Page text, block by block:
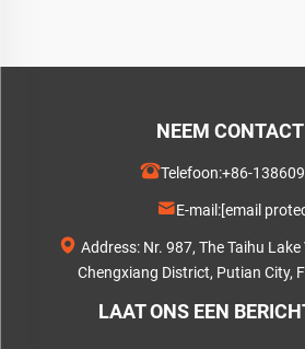
NEEM
Telefoon:+86-
E-mail:[email
Address: Nr. 987, The Taihu
Chengxiang District, Putian City,
LAAT ONS EEN